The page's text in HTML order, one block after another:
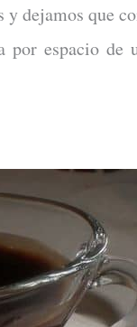
y dejamos que
espacio de